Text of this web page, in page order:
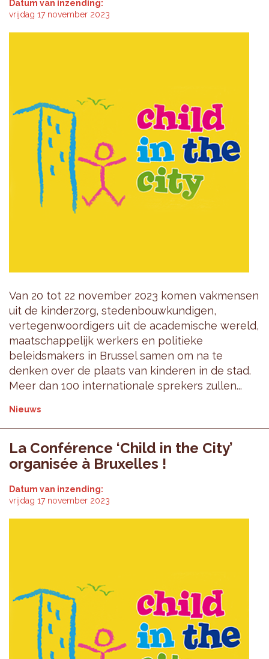
Datum van inzending:
vrijdag 17 november 2023
Van 20 tot 22 november 2023 komen vakmensen
uit de kinderzorg, stedenbouwkundigen,
vertegenwoordigers uit de academische wereld,
maatschappelijk werkers en politieke
beleidsmakers in Brussel samen om na te
denken over de plaats van kinderen in de stad.
Meer dan 100 internationale sprekers zullen...
Nieuws
La Conférence ‘Child in the City’
organisée à Bruxelles !
Datum van inzending:
vrijdag 17 november 2023